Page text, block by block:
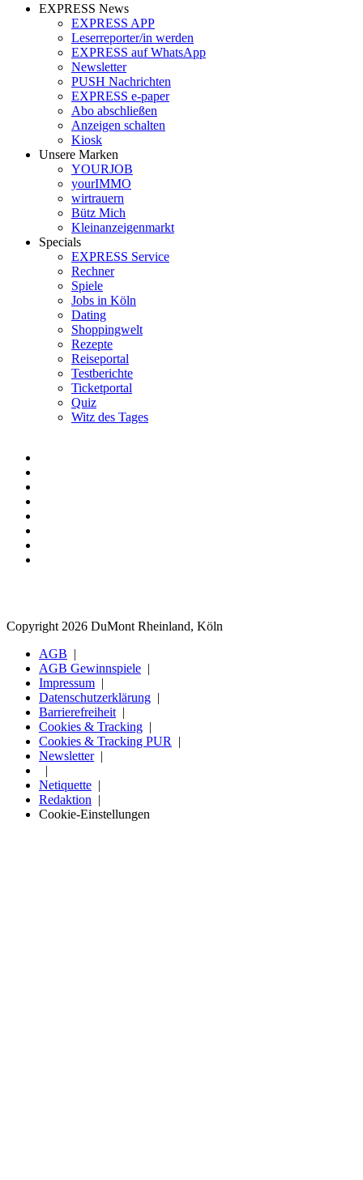
EXPRESS News
EXPRESS APP
Leserreporter/in werden
EXPRESS auf WhatsApp
Newsletter
PUSH Nachrichten
EXPRESS e-paper
Abo abschließen
Anzeigen schalten
Kiosk
Unsere Marken
YOURJOB
yourIMMO
wirtrauern
Bütz Mich
Kleinanzeigenmarkt
Specials
EXPRESS Service
Rechner
Spiele
Jobs in Köln
Dating
Shoppingwelt
Rezepte
Reiseportal
Testberichte
Ticketportal
Quiz
Witz des Tages
Copyright 2026 DuMont Rheinland, Köln
AGB
AGB Gewinnspiele
Impressum
Datenschutzerklärung
Barrierefreiheit
Cookies & Tracking
Cookies & Tracking PUR
Newsletter
Netiquette
Redaktion
Cookie-Einstellungen